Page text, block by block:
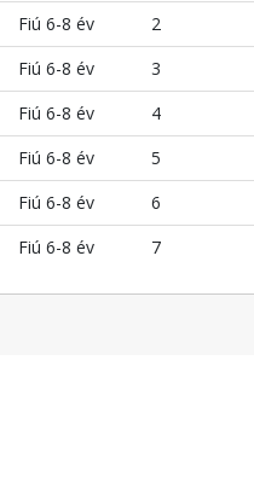
Fiú 6-8 év 2
Fiú 6-8 év 3
Fiú 6-8 év 4
Fiú 6-8 év 5
Fiú 6-8 év 6
Fiú 6-8 év 7